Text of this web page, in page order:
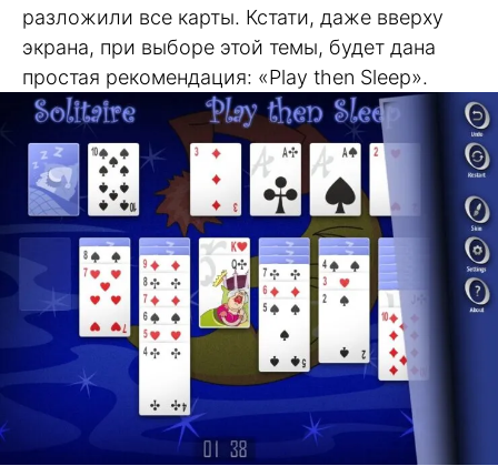
разложили все карты. Кстати, даже вверху
экрана, при выборе этой темы, будет дана
простая рекомендация: «Play then Sleep».